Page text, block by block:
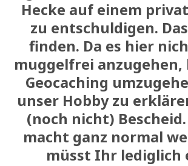
Hecke auf einem
zu entschuldigen.
finden. Da es hier
muggelfrei
Geocaching
unser Hobby zu
(noch nicht)
macht ganz normal
müsst Ihr lediglich